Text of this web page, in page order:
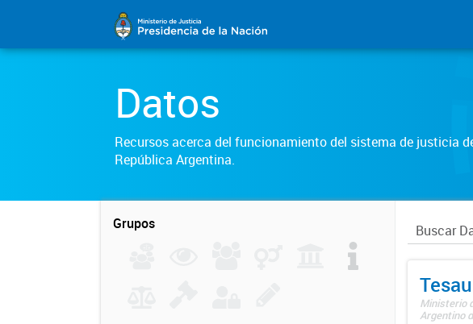
Datos
Recursos acerca del funcionamiento del sistema de justicia
República Argentina.
Grupos
Ministerio
Argentino